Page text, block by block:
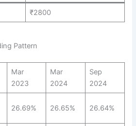
₹2800
Pattern
Mar
2023
Mar
2024
Sep
2024
26.69% 26.65% 26.64%